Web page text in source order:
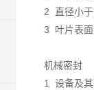
2 直径小
3 叶片表面
机械密封
1 设备及